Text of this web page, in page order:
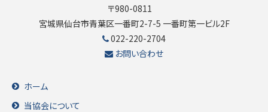
〒980-0811
宮城県仙台市青葉区一番町2-7-5 一番町第一ビル2F
022-220-2704
お問い合わせ
ホーム
当協会について